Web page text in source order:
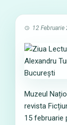
12 Februarie
Muzeul
revista
15 februarie